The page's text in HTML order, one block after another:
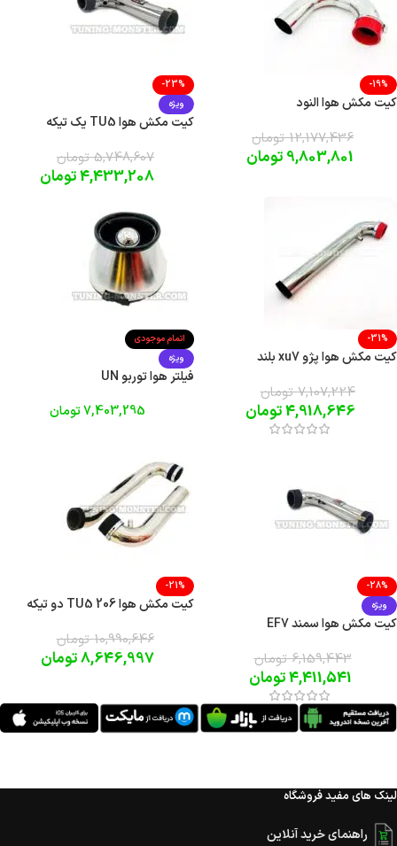
-19%
کیت مکش هوا النود
12,177,436 تومان
9,803,801تومان
-23%
ویژه
کیت مکش هوا TU5 یک تیکه
5,748,607 تومان
4,433,208تومان
-31%
کیت مکش هوا پژو xu7 بلند
7,107,224 تومان
4,918,646تومان
اتمام موجودی
ویژه
فیلتر هوا توربو UN
7,403,295تومان
-28%
ویژه
کیت مکش هوا سمند EF7
6,159,443 تومان
4,411,541تومان
-21%
کیت مکش هوا TU5 206 دو تیکه
10,990,646 تومان
8,646,997تومان
لینک های مفید فروشگاه
راهنمای خرید آنلاین